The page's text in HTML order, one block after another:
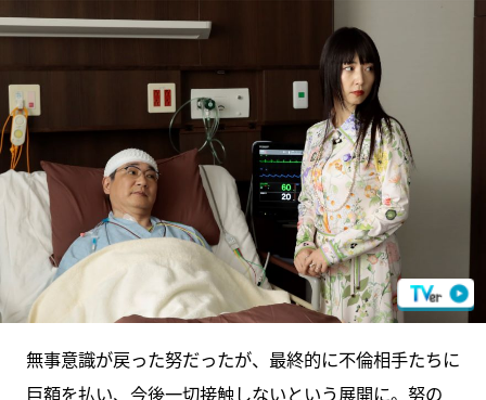
無事意識が戻った努だったが、最終的に不倫相手たちに
巨額を払い、今後一切接触しないという展開に。努の